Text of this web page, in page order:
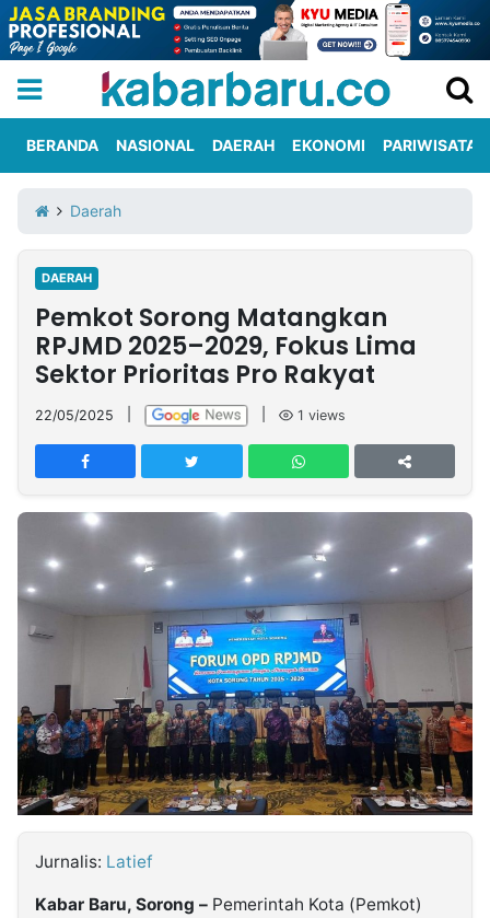
Iklan
Berita
Kami
Nasional
International
Olahraga
Entertainment
Daerah
Pariwisata
Kuliner
Kolom
Network
PT
TREETAN
INDONESIA
Partner
Insight
Suara
Lens
Daily
Jalan
Idealita
Kita
Dinamikapost.com
Radar
Seedbacklink
Follow
Kabarbaru
BERANDA NASIONAL DAERAH EKONOMI PARIWISATA
Daerah
DAERAH
Pemkot Sorong Matangkan
RPJMD 2025–2029, Fokus Lima
Sektor Prioritas Pro Rakyat
22/05/2025 1 views
Jurnalis: Latief
Kabar Baru, Sorong – Pemerintah Kota (Pemkot)